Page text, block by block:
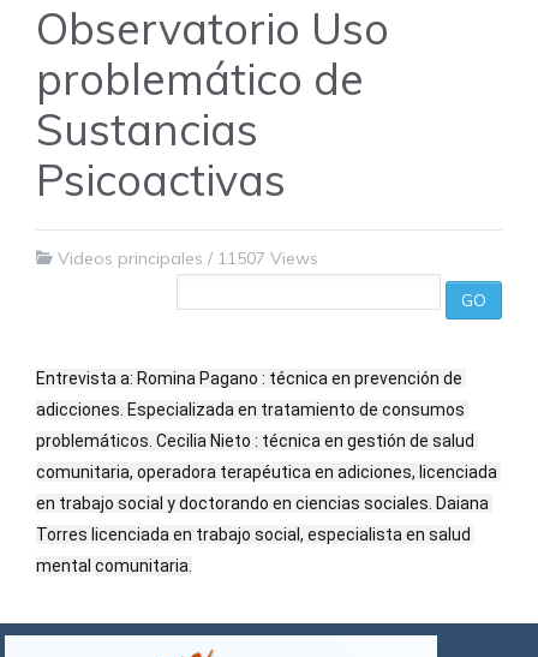
Observatorio Uso
problemático de
Sustancias
Psicoactivas
Videos principales / 11507 Views
GO
Entrevista a: Romina Pagano : técnica en prevención de
adicciones. Especializada en tratamiento de consumos
problemáticos. Cecilia Nieto : técnica en gestión de salud
comunitaria, operadora terapéutica en adiciones, licenciada
en trabajo social y doctorando en ciencias sociales. Daiana
Torres licenciada en trabajo social, especialista en salud
mental comunitaria.